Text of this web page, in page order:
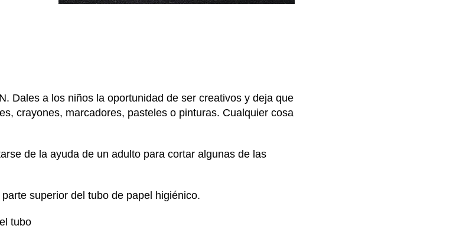
Dales a los niños la oportunidad de ser creativos y deja que
crayones, marcadores, pasteles o pinturas. Cualquier cosa
de la ayuda de un adulto para cortar algunas de las
superior del tubo de papel higiénico.
tubo